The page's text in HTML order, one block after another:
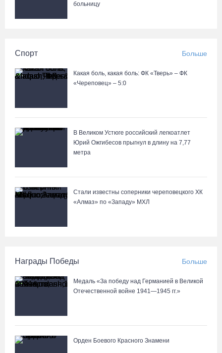
больницу
Спорт Больше
Какая боль, какая боль: ФК «Тверь» – ФК
«Череповец» – 5:0
В Великом Устюге российский легкоатлет
Юрий Ожгибесов прыгнул в длину на 7,77
метра
Стали известны соперники череповецкого ХК
«Алмаз» по «Западу» МХЛ
Награды Победы Больше
Медаль «За победу над Германией в Великой
Отечественной войне 1941—1945 гг.»
Орден Боевого Красного Знамени